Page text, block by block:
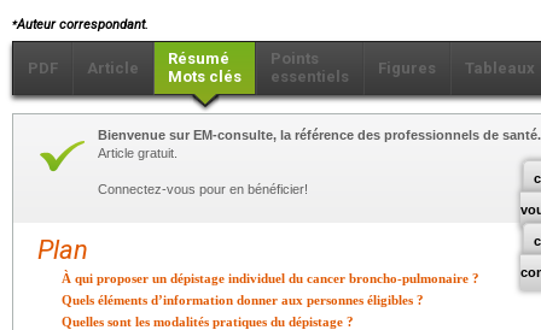
⁎Auteur correspondant.
PDF Article
Résumé
Mots clés
Points
essentiels
Figures Tableaux
Bienvenue sur EM-consulte, la référence des professionnels de santé.
Article gratuit.
Connectez-vous pour en bénéficier!
Plan
À qui proposer un dépistage individuel du cancer broncho-pulmonaire ?
Quels éléments d’information donner aux personnes éligibles ?
Quelles sont les modalités pratiques du dépistage ?